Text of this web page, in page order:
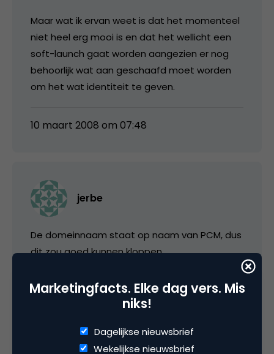
Maar wat ik ervan weet is dat het momenteel
niet heel erg mooi is en dat het wellicht een
soft-launch gaat worden aangezien er nog
behoorlijk wat aan geschaafd moet worden
om het wat identiteit te geven.
10 maart 2008 om 07:48
jerbe
De domeinnaam staat op naam van PCM, dus
dit zou goed kunnen kloppen.
Grappig om te weten: PCM kocht ooit de
domeinnaam EN.nl van een
Marketingfacts. Elke dag vers. Mis
niks!
Dagelijkse nieuwsbrief
Wekelijkse nieuwsbrief